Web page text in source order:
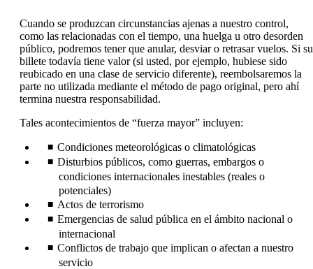
be
expanded
Cuando se produzcan circunstancias ajenas a nuestro control,
como las relacionadas con el tiempo, una huelga u otro desorden
público, podremos tener que anular, desviar o retrasar vuelos. Si su
billete todavía tiene valor (si usted, por ejemplo, hubiese sido
reubicado en una clase de servicio diferente), reembolsaremos la
parte no utilizada mediante el método de pago original, pero ahí
termina nuestra responsabilidad.
Tales acontecimientos de “fuerza mayor” incluyen:
Condiciones meteorológicas o climatológicas
Disturbios públicos, como guerras, embargos o
condiciones internacionales inestables (reales o
potenciales)
Actos de terrorismo
Emergencias de salud pública en el ámbito nacional o
internacional
Conflictos de trabajo que implican o afectan a nuestro
servicio